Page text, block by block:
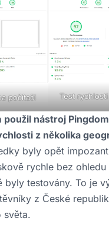
počítači Test
použil nástroj
z několika
byly opět
rychle bez ohledu
byly testovány. To je
z České
světa.